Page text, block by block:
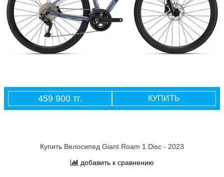
459 900 тг. КУПИТЬ
Купить Велосипед Giant Roam 1 Disc - 2023
добавить к сравнению